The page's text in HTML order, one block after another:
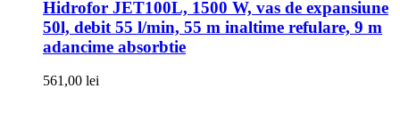
Hidrofor JET100L, 1500 W, vas de expansiune
50l, debit 55 l/min, 55 m inaltime refulare, 9 m
adancime absorbtie
561,00 lei